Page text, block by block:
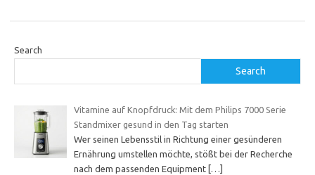
Search
Search
Vitamine auf Knopfdruck: Mit dem Philips 7000 Serie
Standmixer gesund in den Tag starten
Wer seinen Lebensstil in Richtung einer gesünderen
Ernährung umstellen möchte, stößt bei der Recherche
nach dem passenden Equipment […]